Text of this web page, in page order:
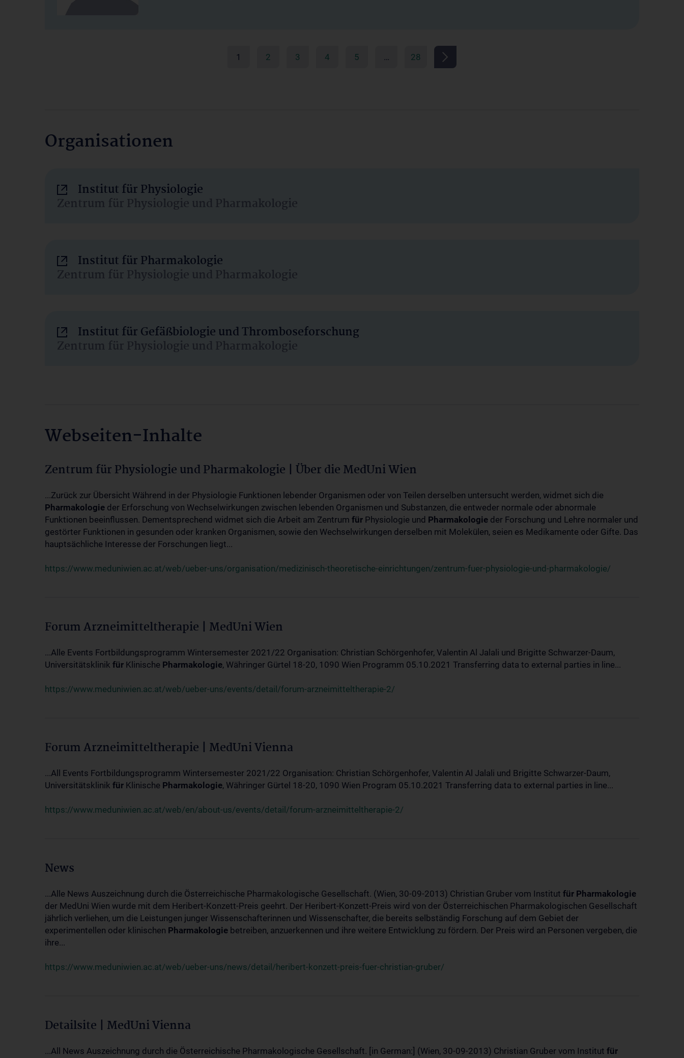
1 2 3 4 5 … 28
Organisationen
Institut für Physiologie
Zentrum für Physiologie und Pharmakologie
Institut für Pharmakologie
Zentrum für Physiologie und Pharmakologie
Institut für Gefäßbiologie und Thromboseforschung
Zentrum für Physiologie und Pharmakologie
Webseiten-Inhalte
Zentrum für Physiologie und Pharmakologie | Über die MedUni Wien
...Zurück zur Übersicht Während in der Physiologie Funktionen lebender Organismen oder von Teilen derselben untersucht werden, widmet sich die
Pharmakologie der Erforschung von Wechselwirkungen zwischen lebenden Organismen und Substanzen, die entweder normale oder abnormale
Funktionen beeinflussen. Dementsprechend widmet sich die Arbeit am Zentrum für Physiologie und Pharmakologie der Forschung und Lehre normaler und
gestörter Funktionen in gesunden oder kranken Organismen, sowie den Wechselwirkungen derselben mit Molekülen, seien es Medikamente oder Gifte. Das
hauptsächliche Interesse der Forschungen liegt...
https://www.meduniwien.ac.at/web/ueber-uns/organisation/medizinisch-theoretische-einrichtungen/zentrum-fuer-physiologie-und-pharmakologie/
Forum Arzneimitteltherapie | MedUni Wien
...Alle Events Fortbildungsprogramm Wintersemester 2021/22 Organisation: Christian Schörgenhofer, Valentin Al Jalali und Brigitte Schwarzer-Daum,
Universitätsklinik für Klinische Pharmakologie, Währinger Gürtel 18-20, 1090 Wien Programm 05.10.2021 Transferring data to external parties in line...
https://www.meduniwien.ac.at/web/ueber-uns/events/detail/forum-arzneimitteltherapie-2/
Forum Arzneimitteltherapie | MedUni Vienna
...All Events Fortbildungsprogramm Wintersemester 2021/22 Organisation: Christian Schörgenhofer, Valentin Al Jalali und Brigitte Schwarzer-Daum,
Universitätsklinik für Klinische Pharmakologie, Währinger Gürtel 18-20, 1090 Wien Program 05.10.2021 Transferring data to external parties in line...
https://www.meduniwien.ac.at/web/en/about-us/events/detail/forum-arzneimitteltherapie-2/
News
...Alle News Auszeichnung durch die Österreichische Pharmakologische Gesellschaft. (Wien, 30-09-2013) Christian Gruber vom Institut für Pharmakologie
der MedUni Wien wurde mit dem Heribert-Konzett-Preis geehrt. Der Heribert-Konzett-Preis wird von der Österreichischen Pharmakologischen Gesellschaft
jährlich verliehen, um die Leistungen junger Wissenschafterinnen und Wissenschafter, die bereits selbständig Forschung auf dem Gebiet der
experimentellen oder klinischen Pharmakologie betreiben, anzuerkennen und ihre weitere Entwicklung zu fördern. Der Preis wird an Personen vergeben, die
ihre...
https://www.meduniwien.ac.at/web/ueber-uns/news/detail/heribert-konzett-preis-fuer-christian-gruber/
Detailsite | MedUni Vienna
...All News Auszeichnung durch die Österreichische Pharmakologische Gesellschaft. [in German:] (Wien, 30-09-2013) Christian Gruber vom Institut für